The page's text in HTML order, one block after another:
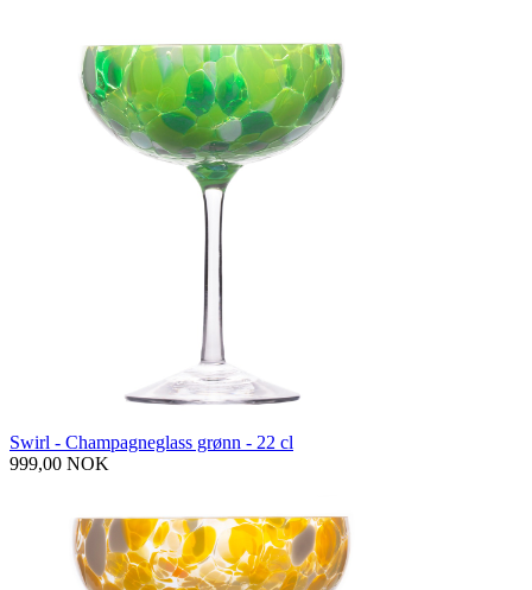
Swirl - Champagneglass grønn - 22 cl
999,00 NOK